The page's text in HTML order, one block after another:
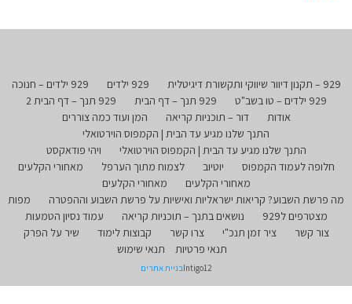
929 – תקנון דיוור שיווקי ותקשורת דיגיטלית 929 ילדים
929 ילדים – חנוכה
929 ילדים – טו בשב"ט
929 תנך – דף הבית
929 תנך – דף הבית 2
אודות
דור – תוכניות קריאה
המן ועוד כמה צוררים
התנך שלנו מגיע עד הבית | הקמפוס הוירטואלי
התנך שלנו מגיע עד הבית | הקמפוס הוירטואלי
ויהי פודאקסט
חלופה לעמוד הקמפוס
יוטיוב לצמוח מתוך הערפל
מאחורי הקלעים
מאחורי הקלעים
מאחורי הקלעים
מה פרשת השבוע? קריאות ישראליות ואישיות על פרשת השבוע וההפטרה
מפות
מצטרפים ל929
נושאים בתנך – תוכניות קריאה
עמוד נסיון הטמעות
צור קשר
ציר זמן תנכ"י צרו קשר קבוצות לימוד
שיר על הפרק
תנאי פרטיות
תנאי שימוש
Intigo12בניית אתרים